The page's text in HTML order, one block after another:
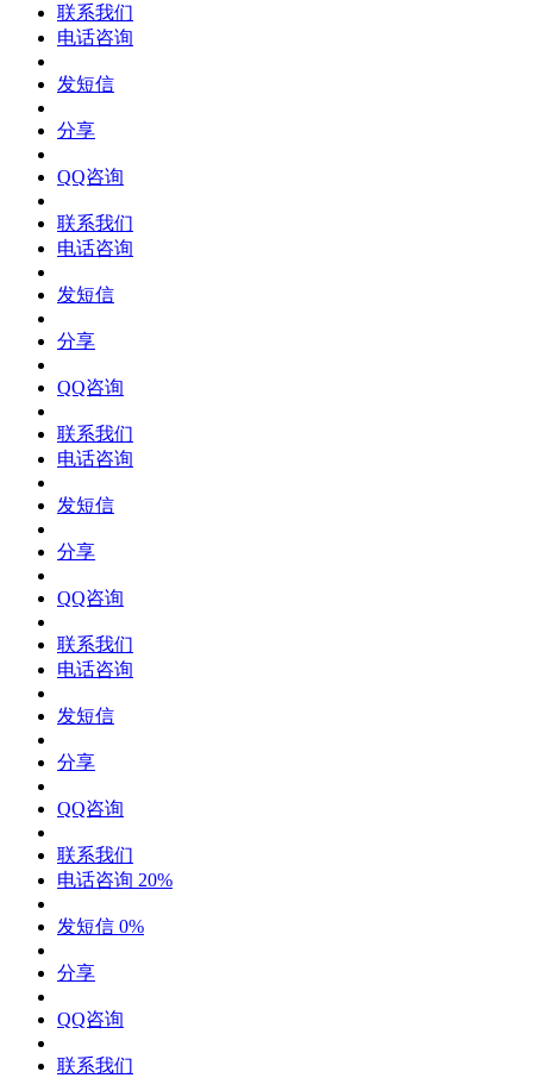
联系我们
电话咨询
发短信
分享
QQ咨询
联系我们
电话咨询
发短信
分享
QQ咨询
联系我们
电话咨询
发短信
分享
QQ咨询
联系我们
电话咨询
发短信
分享
QQ咨询
联系我们
电话咨询 20%
发短信 0%
分享
QQ咨询
联系我们